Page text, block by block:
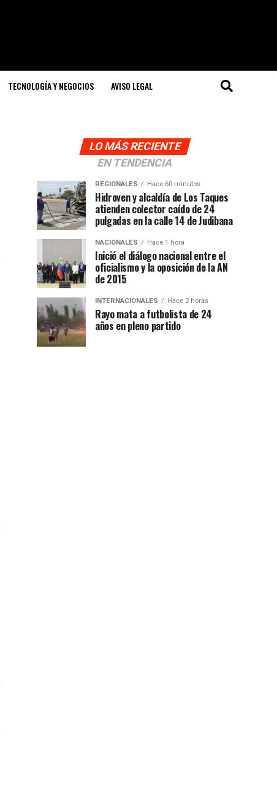
TECNOLOGÍA Y NEGOCIOS AVISO LEGAL
LO MÁS RECIENTE
EN TENDENCIA
REGIONALES Hace 60 minutos
Hidroven y alcaldía de Los Taques
atienden colector caído de 24
pulgadas en la calle 14 de Judibana
NACIONALES Hace 1 hora
Inició el diálogo nacional entre el
oficialismo y la oposición de la AN
de 2015
INTERNACIONALES Hace 2 horas
Rayo mata a futbolista de 24
años en pleno partido